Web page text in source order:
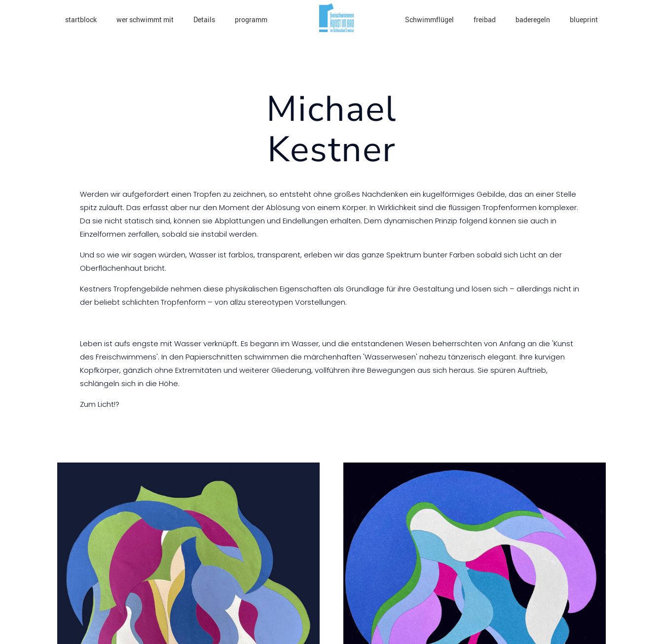
startblock wer schwimmt mit Details programm Schwimmflügel freibad baderegeln blueprint
Michael
Kestner
Werden wir aufgefordert einen Tropfen zu zeichnen, so entsteht ohne großes Nachdenken ein kugelförmiges Gebilde, das an einer Stelle
spitz zuläuft. Das erfasst aber nur den Moment der Ablösung von einem Körper. In Wirklichkeit sind die flüssigen Tropfenformen komplexer.
Da sie nicht statisch sind, können sie Abplattungen und Eindellungen erhalten. Dem dynamischen Prinzip folgend können sie auch in
Einzelformen zerfallen, sobald sie instabil werden.
Und so wie wir sagen würden, Wasser ist farblos, transparent, erleben wir das ganze Spektrum bunter Farben sobald sich Licht an der
Oberflächenhaut bricht.
Kestners Tropfengebilde nehmen diese physikalischen Eigenschaften als Grundlage für ihre Gestaltung und lösen sich – allerdings nicht in
der beliebt schlichten Tropfenform – von allzu stereotypen Vorstellungen.
Leben ist aufs engste mit Wasser verknüpft. Es begann im Wasser, und die entstandenen Wesen beherrschten von Anfang an die 'Kunst
des Freischwimmens'. In den Papierschnitten schwimmen die märchenhaften 'Wasserwesen' nahezu tänzerisch elegant. Ihre kurvigen
Kopfkörper, gänzlich ohne Extremitäten und weiterer Gliederung, vollführen ihre Bewegungen aus sich heraus. Sie spüren Auftrieb,
schlängeln sich in die Höhe.
Zum Licht!?